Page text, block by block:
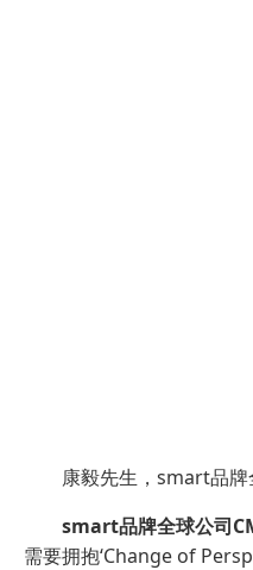
康毅先生，smart品
smart品牌全球公司
需要拥抱‘Change of